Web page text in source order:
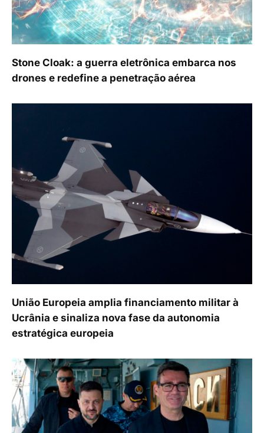
Stone Cloak: a guerra eletrônica embarca nos
drones e redefine a penetração aérea
União Europeia amplia financiamento militar à
Ucrânia e sinaliza nova fase da autonomia
estratégica europeia